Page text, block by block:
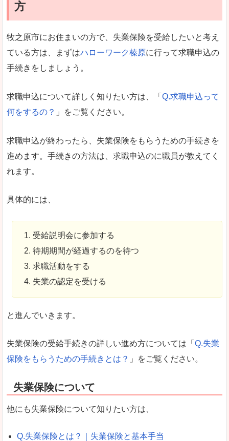
方
牧之原市にお住まいの方で、失業保険を受給したいと考え
ている方は、まずはハローワーク榛原に行って求職申込の
手続きをしましょう。
求職申込について詳しく知りたい方は、「 Q.求職申込って
何をするの？ 」をご覧ください。
求職申込が終わったら、失業保険をもらうための手続きを
進めます。手続きの方法は、求職申込のに職員が教えてく
れます。
具体的には、
受給説明会に参加する
待期期間が経過するのを待つ
求職活動をする
失業の認定を受ける
と進んでいきます。
失業保険の受給手続きの詳しい進め方については「 Q.失業
保険をもらうための手続きとは？ 」をご覧ください。
失業保険について
他にも失業保険について知りたい方は、
Q.失業保険とは？｜失業保険と基本手当